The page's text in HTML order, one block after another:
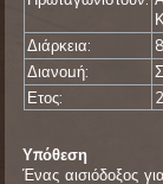
Διάρκεια:
Διανομή:
Ετος:
Υπόθεση
Ένας αισιόδοξος